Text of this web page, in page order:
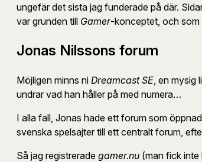
ungefär det sista jag funderade på där.
var grunden till Gamer-konceptet, och som
Jonas Nilssons forum
Möjligen minns ni Dreamcast SE , en
undrar vad han håller på med numera…
I alla fall, Jonas hade ett forum som
svenska spelsajter till ett centralt forum,
Så jag registrerade gamer.nu (man fick